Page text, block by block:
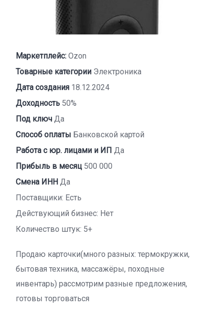
Маркетплейс: Ozon
Товарные категории Электроника
Дата создания 18.12.2024
Доходность 50%
Под ключ Да
Способ оплаты Банковской картой
Работа с юр. лицами и ИП Да
Прибыль в месяц 500 000
Смена ИНН Да
Поставщики: Есть
Действующий бизнес: Нет
Количество штук: 5+
Продаю карточки(много разных: термокружки,
бытовая техника, массажёры, походные
инвентарь) рассмотрим разные предложения,
готовы торговаться